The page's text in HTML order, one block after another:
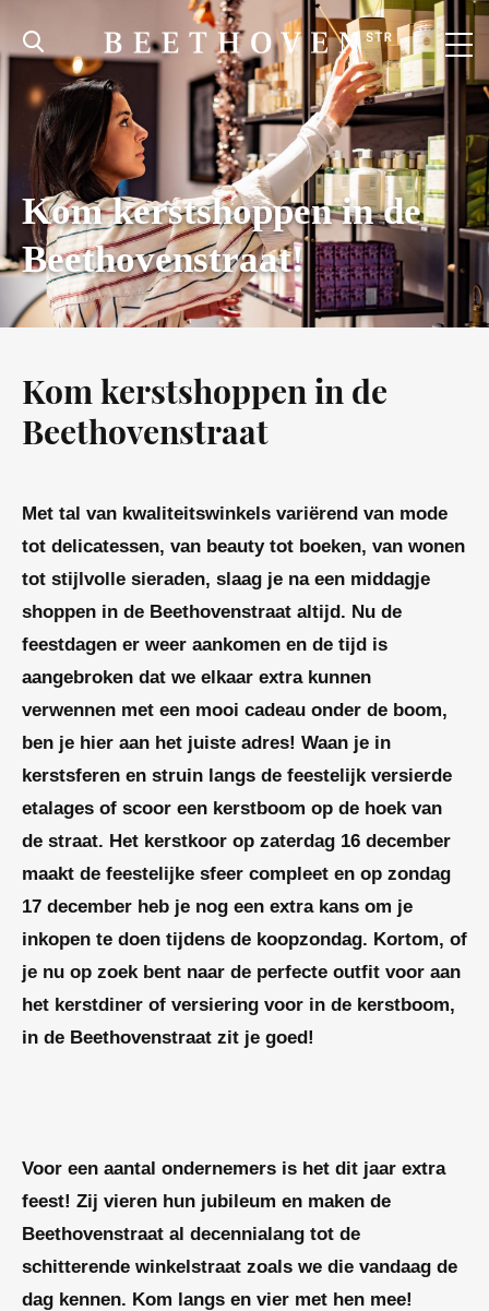
Kom kerstshoppen in de
Beethovenstraat!
Kom kerstshoppen in de
Beethovenstraat
Met tal van kwaliteitswinkels variërend van mode
tot delicatessen, van beauty tot boeken, van wonen
tot stijlvolle sieraden, slaag je na een middagje
shoppen in de Beethovenstraat altijd. Nu de
feestdagen er weer aankomen en de tijd is
aangebroken dat we elkaar extra kunnen
verwennen met een mooi cadeau onder de boom,
ben je hier aan het juiste adres! Waan je in
kerstsferen en struin langs de feestelijk versierde
etalages of scoor een kerstboom op de hoek van
de straat. Het kerstkoor op zaterdag 16 december
maakt de feestelijke sfeer compleet en op zondag
17 december heb je nog een extra kans om je
inkopen te doen tijdens de koopzondag. Kortom, of
je nu op zoek bent naar de perfecte outfit voor aan
het kerstdiner of versiering voor in de kerstboom,
in de Beethovenstraat zit je goed!
Voor een aantal ondernemers is het dit jaar extra
feest! Zij vieren hun jubileum en maken de
Beethovenstraat al decennialang tot de
schitterende winkelstraat zoals we die vandaag de
dag kennen. Kom langs en vier met hen mee!